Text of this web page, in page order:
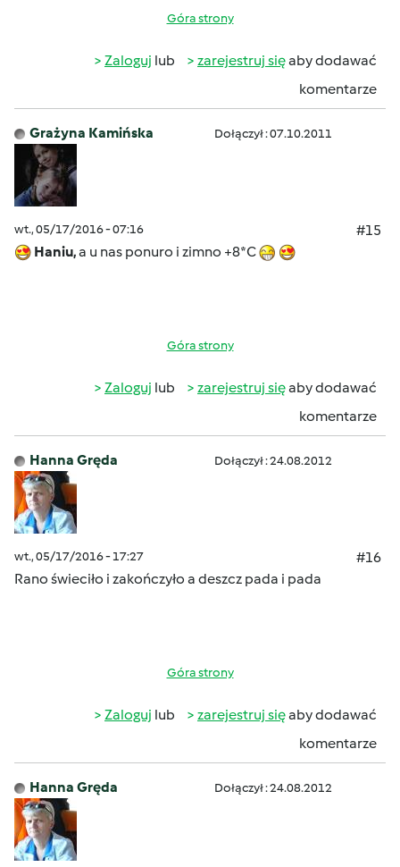
Góra strony
Zaloguj lub zarejestruj sięaby dodawać
komentarze
Grażyna Kamińska Dołączył : 07.10.2011
wt., 05/17/2016 - 07:16
#15
Haniu,a u nas ponuro i zimno +8*C
Góra strony
Zaloguj lub zarejestruj sięaby dodawać
komentarze
Hanna Gręda Dołączył : 24.08.2012
wt., 05/17/2016 - 17:27
#16
Rano świeciło i zakończyło a deszcz pada i pada
Góra strony
Zaloguj lub zarejestruj sięaby dodawać
komentarze
Hanna Gręda Dołączył : 24.08.2012